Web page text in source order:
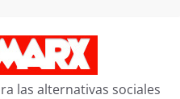
las alternativas sociales